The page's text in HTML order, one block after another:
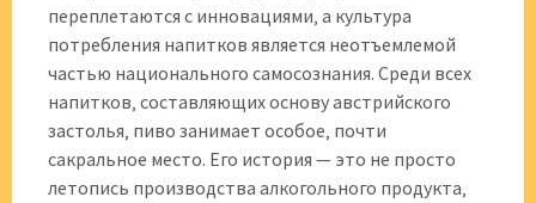
переплетаются с инновациями‚ а культура
потребления напитков является неотъемлемой
частью национального самосознания. Среди всех
напитков‚ составляющих основу австрийского
застолья‚ пиво занимает особое‚ почти
сакральное место. Его история — это не просто
летопись производства алкогольного продукта‚